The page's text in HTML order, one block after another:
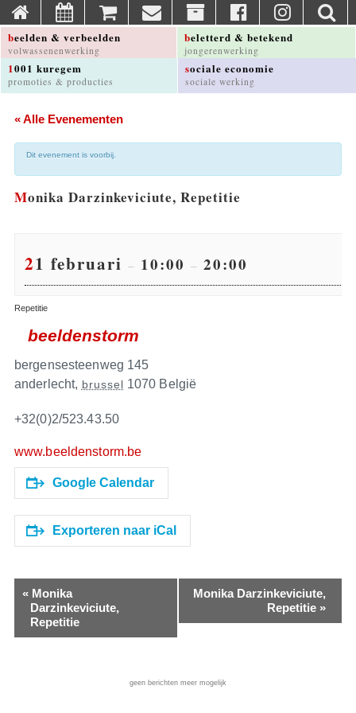
beelden & verbeelden
volwassenenwerking
beletterd & betekend
jongerenwerking
1001 kuregem
promoties & producties
sociale economie
sociale werking
« Alle Evenementen
Dit evenement is voorbij.
Monika Darzinkeviciute, Repetitie
21 februari – 10:00 – 20:00
Repetitie
beeldenstorm
bergensesteenweg 145
anderlecht, brussel 1070 België
+32(0)2/523.43.50
www.beeldenstorm.be
Google Calendar
Exporteren naar iCal
«Monika
Darzinkeviciute,
Repetitie
Monika Darzinkeviciute,
Repetitie »
geen berichten meer mogelijk